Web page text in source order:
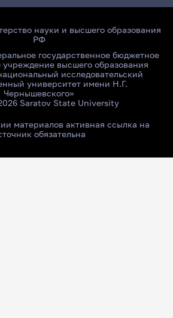
науки и высшего образования
РФ
государственное бюджетное
учреждение высшего образования
исследовательский
университет имени Н.Г.
Чернышевского»
Saratov State University
материалов активная ссылка на
обязательна